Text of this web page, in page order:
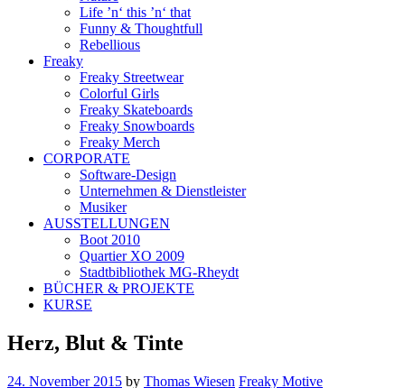
Life ’n‘ this ’n‘ that
Funny & Thoughtfull
Rebellious
Freaky
Freaky Streetwear
Colorful Girls
Freaky Skateboards
Freaky Snowboards
Freaky Merch
CORPORATE
Software-Design
Unternehmen & Dienstleister
Musiker
AUSSTELLUNGEN
Boot 2010
Quartier XO 2009
Stadtbibliothek MG-Rheydt
BÜCHER & PROJEKTE
KURSE
Herz, Blut & Tinte
24. November 2015 by Thomas Wiesen Freaky Motive